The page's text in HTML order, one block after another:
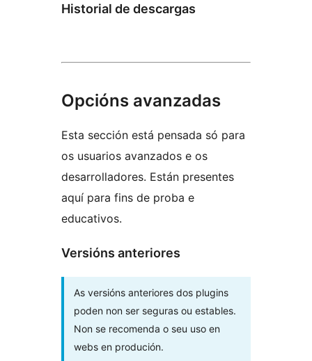
Historial de descargas
Opcións avanzadas
Esta sección está pensada só para
os usuarios avanzados e os
desarrolladores. Están presentes
aquí para fins de proba e
educativos.
Versións anteriores
As versións anteriores dos plugins
poden non ser seguras ou estables.
Non se recomenda o seu uso en
webs en produción.